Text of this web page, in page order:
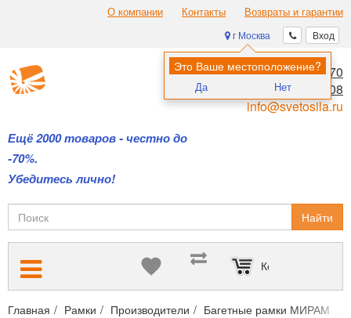
О компании Контакты Возвраты и гарантии
Вход
г Москва
Это Ваше местоположение?
Да Нет
Ещё 2000 товаров - честно до
-70%.
Убедитесь лично!
8 (495) 970-00-70
8 (800) 700-11-08
info@svetosila.ru
Найти
Корзина пуста
Главная Рамки Производители Багетные рамки МИРАМ